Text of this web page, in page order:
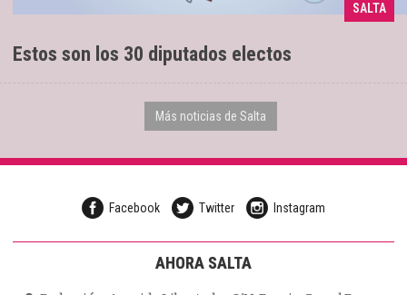
SALTA
Estos son los 30 diputados electos
12/05/2025 20 son oficialistas
Más noticias de Salta
Facebook Twitter Instagram
AHORA SALTA